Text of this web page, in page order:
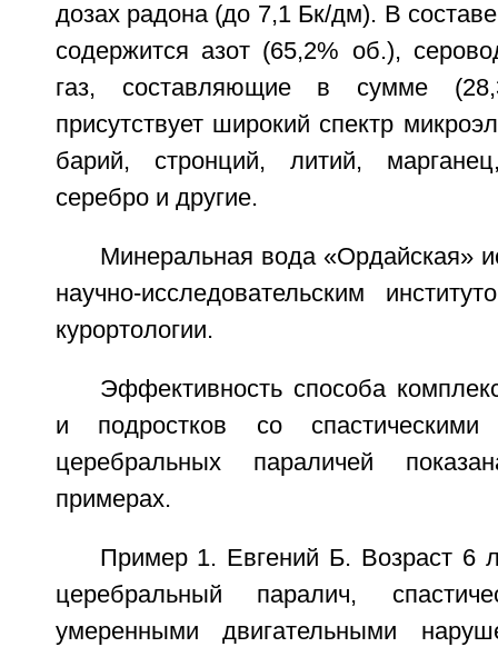
дозах радона (до 7,1 Бк/дм). В
содержится азот (65,2% об.),
газ, составляющие в сумме
присутствует широкий спектр
барий, стронций, литий,
серебро и другие.
Минеральная вода «Ордайская»
научно-исследовательским
курортологии.
Эффективность способа
и подростков со
церебральных параличей
примерах.
Пример 1. Евгений Б. Возраст 6
церебральный паралич,
умеренными двигательными